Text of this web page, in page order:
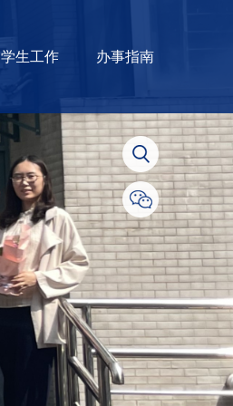
学生工作 办事指南